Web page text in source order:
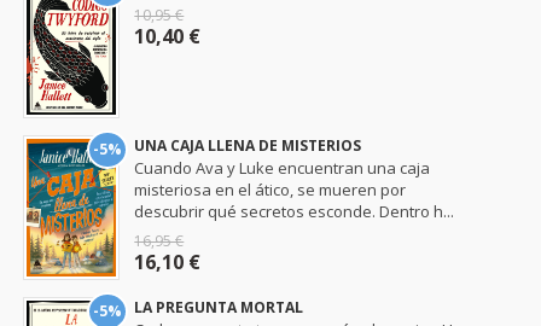
10,95 €
10,40 €
-5% UNA CAJA LLENA DE MISTERIOS
Cuando Ava y Luke encuentran una caja
misteriosa en el ático, se mueren por
descubrir qué secretos esconde. Dentro h...
16,95 €
16,10 €
-5% LA PREGUNTA MORTAL